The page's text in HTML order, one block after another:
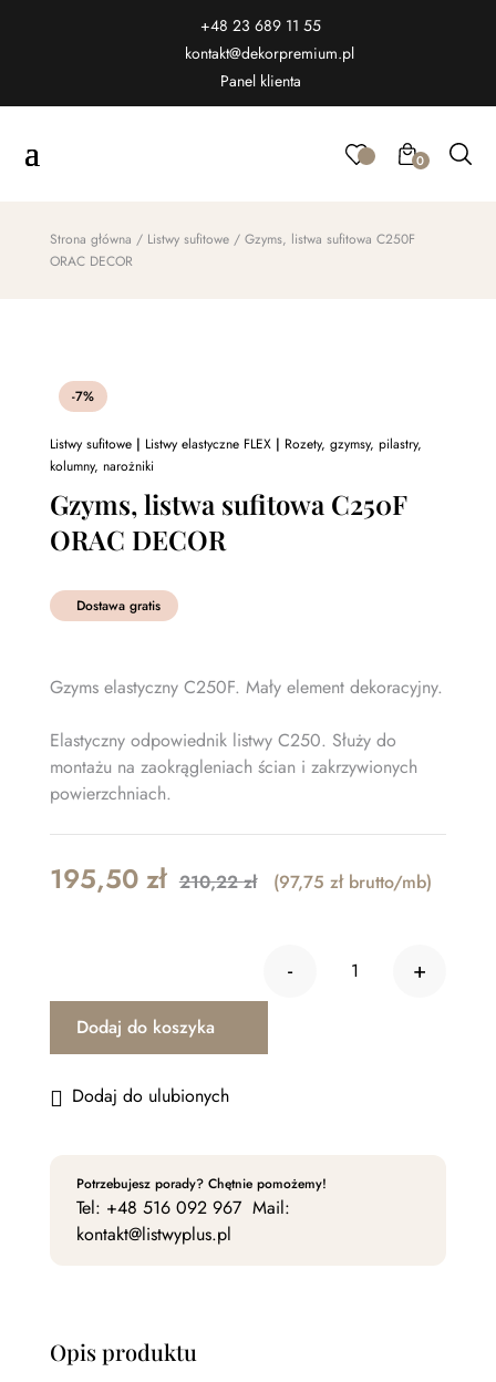
+48 23 689 11 55
kontakt@dekorpremium.pl
Panel klienta
0
Strona główna / Listwy sufitowe/ Gzyms, listwa sufitowa C250F
ORAC DECOR
-7%
Listwy sufitowe| Listwy elastyczne FLEX| Rozety, gzymsy, pilastry,
kolumny, narożniki
Gzyms, listwa sufitowa C250F
ORAC DECOR
Dostawa gratis
Gzyms elastyczny C250F. Mały element dekoracyjny.
Elastyczny odpowiednik listwy C250. Służy do
montażu na zaokrągleniach ścian i zakrzywionych
powierzchniach.
210,22zł
Original
210,22 zł.
195,50 zł
Current
195,50 zł.
(97,75 zł brutto/mb)
ilość Gzyms,
- +
Dodaj do koszyka
Dodaj do ulubionych
Potrzebujesz porady? Chętnie pomożemy!
Tel: +48 516 092 967 Mail:
kontakt@listwyplus.pl
Opis produktu